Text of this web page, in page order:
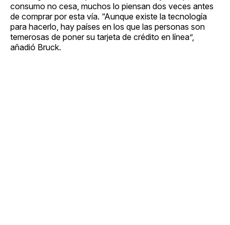
consumo no cesa, muchos lo piensan dos veces antes
de comprar por esta vía. “Aunque existe la tecnología
para hacerlo, hay países en los que las personas son
temerosas de poner su tarjeta de crédito en línea”,
añadió Bruck.